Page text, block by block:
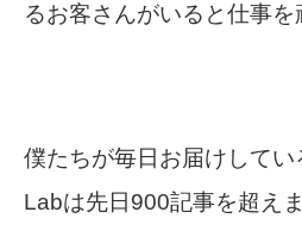
るお客さんがいると仕事を
僕たちが毎日お届けして
Labは先日900記事を超えま